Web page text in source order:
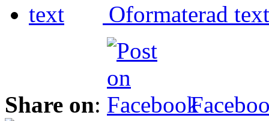
Oformaterad text
Share on: